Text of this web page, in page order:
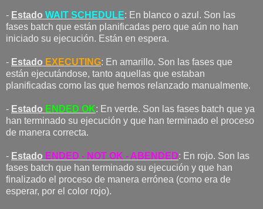
- Estado WAIT SCHEDULE: En blanco o azul. Son las
fases batch que están planificadas pero que aún no han
iniciado su ejecución. Están en espera.
- Estado EXECUTING: En amarillo. Son las fases que
están ejecutándose, tanto aquellas que estaban
planificadas como las que hemos relanzado manualmente.
- Estado ENDED OK: En verde. Son las fases batch que ya
han terminado su ejecución y que han terminado el proceso
de manera correcta.
- Estado ENDED - NOT OK - ABENDED: En rojo. Son las
fases batch que han terminado su ejecución y que han
finalizado el proceso de manera errónea (como era de
esperar, por el color rojo).